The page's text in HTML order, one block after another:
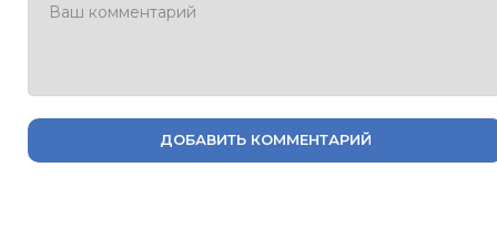
ДОБАВИТЬ КОММЕНТАРИЙ